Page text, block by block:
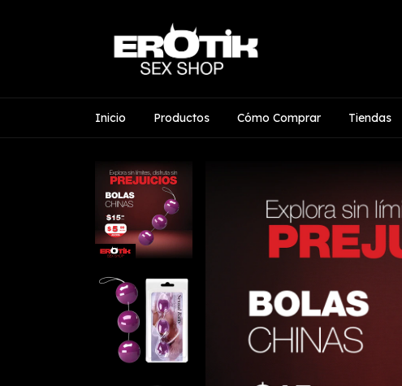
Inicio Productos Cómo Comprar Tiendas